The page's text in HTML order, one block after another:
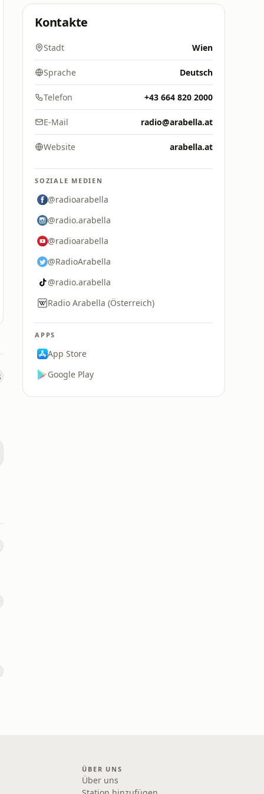
Kontakte
Stadt Wien
Sprache Deutsch
Telefon +43 664 820 2000
E-Mail radio@arabella.at
Website arabella.at
SOZIALE MEDIEN
@radioarabella
@radio.arabella
@radioarabella
@RadioArabella
@radio.arabella
Radio Arabella (Österreich)
APPS
App Store
Google Play
ÜBER UNS
Über uns